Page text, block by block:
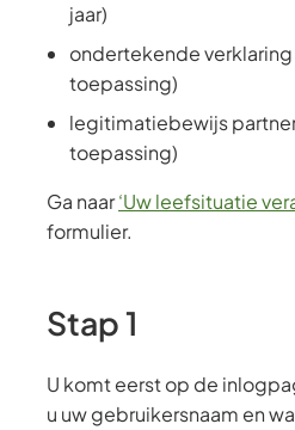
jaar)
ondertekende
toepassing)
legitimatiebewijs
toepassing)
Ga naar‘Uw leefsituatie
formulier.
Stap 1
U komt eerst op de
u uw gebruikersnaam en